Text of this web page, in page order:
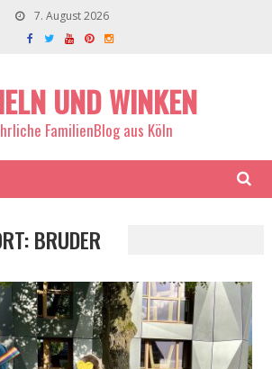
7. August 2026
UND WINKEN
FamilienBlog aus Köln
BRUDER